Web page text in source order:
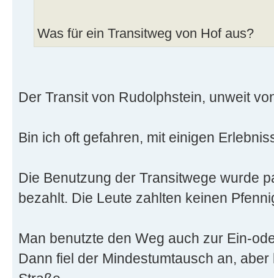
Was für ein Transitweg von Hof aus?
Der Transit von Rudolphstein, unweit
Bin ich oft gefahren, mit einigen
Die Benutzung der Transitwege wurde
bezahlt. Die Leute zahlten keinen
Man benutzte den Weg auch zur Ein-
Dann fiel der Mindestumtausch an,